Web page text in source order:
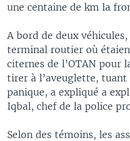
une centaine de km la
A bord de deux
terminal routier où
citernes de l’OTAN pour
tirer à l’aveuglette, tuant
panique, a expliqué a
Iqbal, chef de la police
Selon des témoins, les